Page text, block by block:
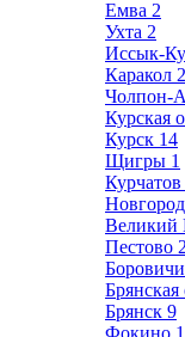
Емва 2
Ухта 2
Иссык-
Каракол 2
Чолпон-
Курская
Курск 14
Щигры 1
Курчатов
Великий
Пестово 2
Боровичи
Брянская
Брянск 9
Фокино 1